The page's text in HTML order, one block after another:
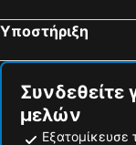
Υποστήριξη
Συνδεθείτε
μελών
Εξατομίκευσε